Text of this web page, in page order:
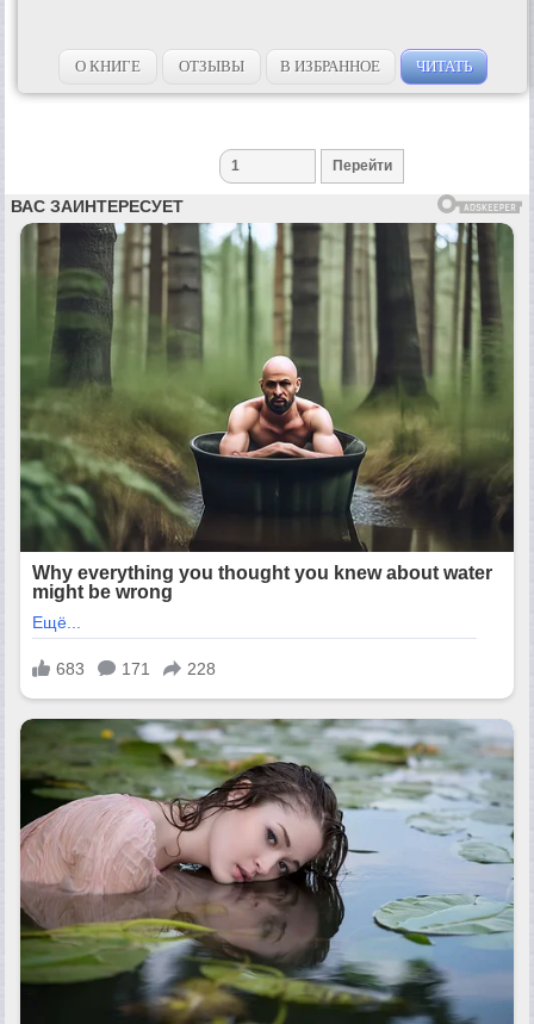
О КНИГЕ ОТЗЫВЫ В ИЗБРАННОЕ ЧИТАТЬ